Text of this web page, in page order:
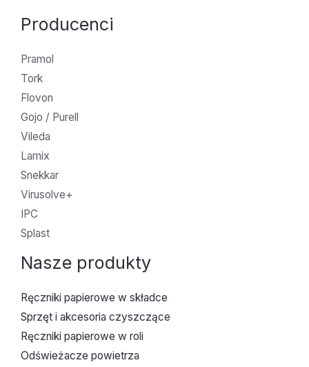
Producenci
Pramol
Tork
Flovon
Gojo / Purell
Vileda
Lamix
Snekkar
Virusolve+
IPC
Splast
Nasze produkty
Ręczniki papierowe w składce
Sprzęt i akcesoria czyszczące
Ręczniki papierowe w roli
Odświeżacze powietrza